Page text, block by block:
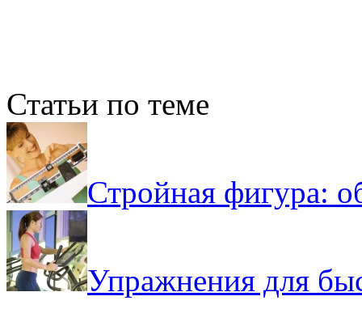
Статьи по теме
Стройная фигура:
Упражнения для